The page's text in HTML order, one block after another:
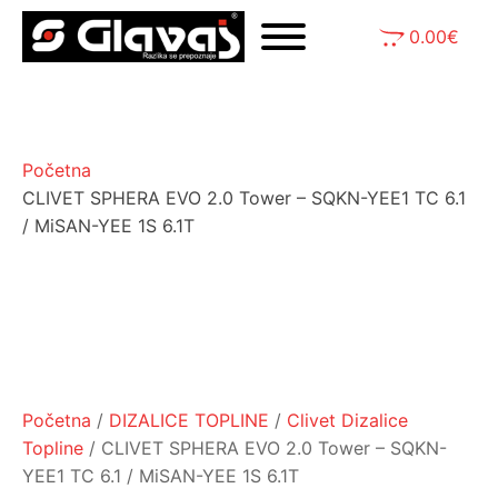
0.00€
Početna
CLIVET SPHERA EVO 2.0 Tower – SQKN-YEE1 TC 6.1
/ MiSAN-YEE 1S 6.1T
Početna / DIZALICE TOPLINE / Clivet Dizalice
Topline / CLIVET SPHERA EVO 2.0 Tower – SQKN-
YEE1 TC 6.1 / MiSAN-YEE 1S 6.1T